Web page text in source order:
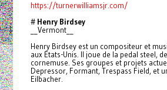
https://turnerwilliamsjr.com/
#Henry Birdsey
__Vermont__
Henry Birdsey est un compositeur et
aux États-Unis. Il joue de la pedal steel,
cornemuse. Ses groupes et projets
Depressor, Formant, Trespass Field, et
Eilbacher.